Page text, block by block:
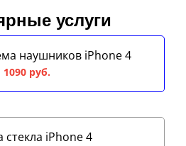
услуги
наушников iPhone 4
1090 руб.
стекла iPhone 4